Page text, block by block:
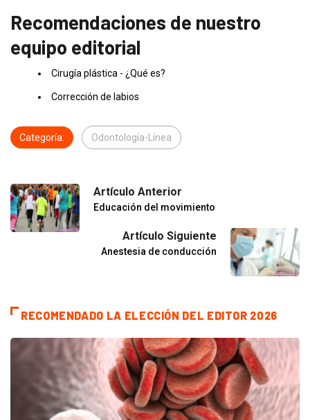
Recomendaciones de nuestro
equipo editorial
Cirugía plástica - ¿Qué es?
Corrección de labios
Categoría: Odontología-Línea
Artículo Anterior
Educación del movimiento
Artículo Siguiente
Anestesia de conducción
RECOMENDADO LA ELECCIÓN DEL EDITOR 2026